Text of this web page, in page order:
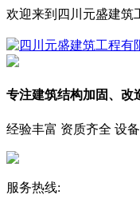
欢迎来到四川元盛建筑
专注建筑结构加固、改
经验丰富 资质齐全 设
服务热线: